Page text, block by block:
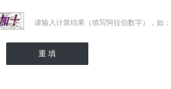
请输入计算结果（填写阿拉伯数字），如